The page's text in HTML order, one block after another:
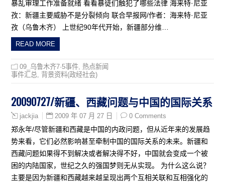
暴乱审理工作准备就绪 看看暴徒们触犯了哪些法律 海来特·尼亚
孜：新疆主要威胁不是分裂倾向 联合早报网/作者：海来特·尼亚
孜（乌鲁木齐） 上世纪90年代开始，新疆部分维…
READ MORE
09_乌鲁木齐7·5事件 ,热点新闻
事件汇总
背景资料(政经社会)
20090727/新疆、西藏问题与中国的国际关系
jackjia 2009 年 07 月 27 日 0 Comments
郑永年/尽管新疆和西藏是中国的内政问题，但从近年来的发展趋
势来看，它们必然影响甚至牵制中国的国际关系的未来。新疆和
西藏问题如果得不到解决或者解决得不好，中国就会变成一个被
困的内陆国家，世纪之久的强国梦则无从实现。 为什么这么说？
主要是因为新疆和西藏越来越呈现出两个互相关联和互相强化的